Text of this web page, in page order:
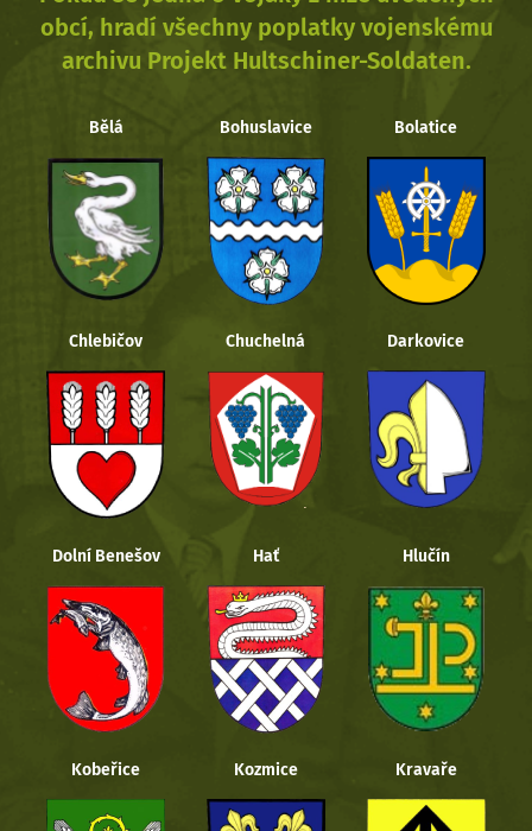
obcí, hradí všechny poplatky vojenskému
archivu Projekt Hultschiner-Soldaten.
Bělá Bohuslavice Bolatice
Chlebičov Chuchelná Darkovice
Dolní Benešov Hať Hlučín
Kobeřice Kozmice Kravaře